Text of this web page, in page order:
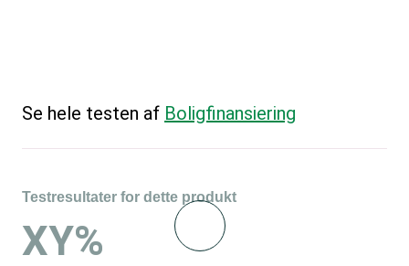
Se hele testen af Boligfinansiering
Testresultater for dette produkt
XY%